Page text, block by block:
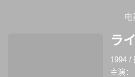
电
ラ
1994 /
主演：